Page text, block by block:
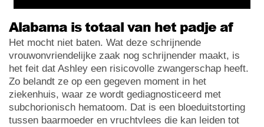
Alabama is totaal van het padje af
Het mocht niet baten. Wat deze schrijnende
vrouwonvriendelijke zaak nog schrijnender maakt, is
het feit dat Ashley een risicovolle zwangerschap heeft.
Zo belandt ze op een gegeven moment in het
ziekenhuis, waar ze wordt gediagnosticeerd met
subchorionisch hematoom. Dat is een bloeduitstorting
tussen baarmoeder en vruchtvlees die kan leiden tot